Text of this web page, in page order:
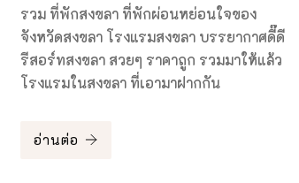
รวม ที่พักสงขลา ที่พักผ่อนหย่อนใจของ
จังหวัดสงขลา โรงแรมสงขลา บรรยากาศดี๊ดี
รีสอร์ทสงขลา สวยๆ ราคาถูก รวมมาให้แล้ว
โรงแรมในสงขลา ที่เอามาฝากกัน
อ่านต่อ